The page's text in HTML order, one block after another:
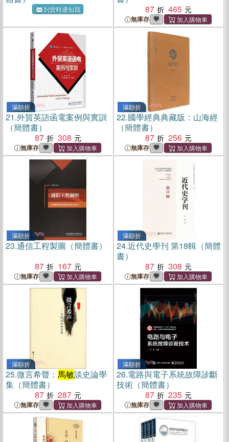
到貨時通知我
87
465
無庫存
滿額折
21.外貿英語函電案例與實訓
（簡體書）
87
308
無庫存
滿額折
22.國學經典典藏版：山海經
（簡體書）
87
256
無庫存
滿額折
23.通信工程製圖（簡體書）
87
167
無庫存
滿額折
24.近代史學刊 第18輯（簡體
書）
87
308
無庫存
滿額折
25.微言希聲： 馬敏談史論學
集（簡體書）
87
287
無庫存
滿額折
26.電路與電子系統故障診斷
技術（簡體書）
87
235
無庫存